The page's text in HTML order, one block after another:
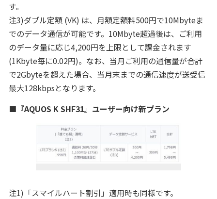
す。
注3)ダブル定額 (VK) は、月額定額料500円で10Mbyteま
でのデータ通信が可能です。10Mbyte超過後は、ご利用
のデータ量に応じ4,200円を上限として課金されます
(1Kbyte毎に0.02円)。なお、当月ご利用の通信量が合計
で2Gbyteを超えた場合、当月末までの通信速度が送受信
最大128kbpsとなります。
■『AQUOS K SHF31』ユーザー向け新プラン
注1)「スマイルハート割引」適用時も同様です。